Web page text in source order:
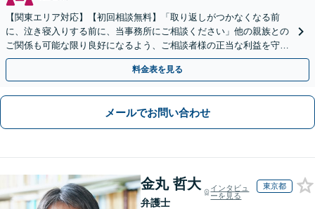
【関東エリア対応】【初回相談無料】「取り返しがつかなくなる前
に、泣き寝入りする前に、当事務所にご相談ください」他の親族との
ご関係も可能な限り良好になるよう、ご相談者様の正当な利益を守り
つつ、双方が納得できる着地点を探ります。
料金表を見る
メールでお問い合わせ
金丸 哲大
弁護士
インタビュ
ーを見る
東京都